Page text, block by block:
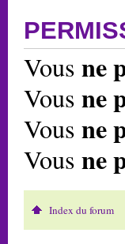
Vous ne
Vous ne
Vous ne
Vous ne
Index du forum